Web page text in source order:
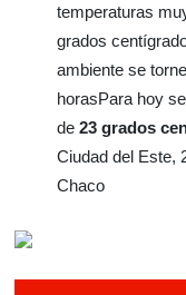
temperaturas
grados
ambiente se
horasPara hoy
de23 grados
Ciudad del Este,
Chaco